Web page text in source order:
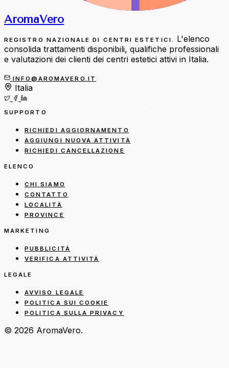
AromaVero
REGISTRO NAZIONALE DI CENTRI ESTETICI.
L'elenco
consolida trattamenti disponibili, qualifiche professionali
e valutazioni dei clienti dei centri estetici attivi in Italia.
INFO@AROMAVERO.IT
Italia
SUPPORTO
RICHIEDI AGGIORNAMENTO
AGGIUNGI NUOVA ATTIVITÀ
RICHIEDI CANCELLAZIONE
ELENCO
CHI SIAMO
CONTATTO
LOCALITÀ
PROVINCE
MARKETING
PUBBLICITÀ
VERIFICA ATTIVITÀ
LEGALE
AVVISO LEGALE
POLITICA SUI COOKIE
POLITICA SULLA PRIVACY
© 2026 AromaVero.